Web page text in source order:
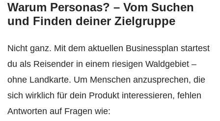
Warum Personas? – Vom Suchen
und Finden deiner Zielgruppe
Nicht ganz. Mit dem aktuellen Businessplan startest
du als Reisender in einem riesigen Waldgebiet –
ohne Landkarte. Um Menschen anzusprechen, die
sich wirklich für dein Produkt interessieren, fehlen
Antworten auf Fragen wie: